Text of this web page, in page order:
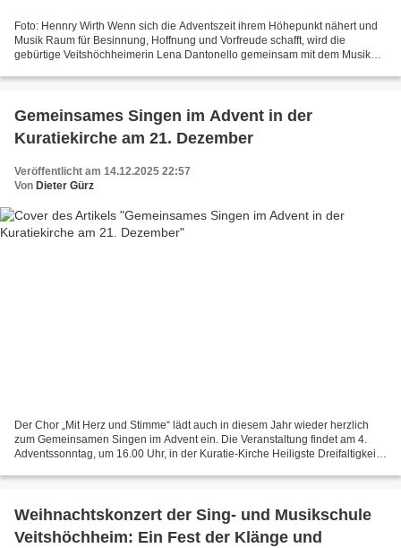
Foto: Hennry Wirth Wenn sich die Adventszeit ihrem Höhepunkt nähert und
Musik Raum für Besinnung, Hoffnung und Vorfreude schafft, wird die
gebürtige Veitshöchheimerin Lena Dantonello gemeinsam mit dem Musiker
Gemeinsames Singen im Advent in der
Kuratiekirche am 21. Dezember
Veröffentlicht am 14.12.2025 22:57
Von Dieter Gürz
Der Chor „Mit Herz und Stimme“ lädt auch in diesem Jahr wieder herzlich
zum Gemeinsamen Singen im Advent ein. Die Veranstaltung findet am 4.
Adventssonntag, um 16.00 Uhr, in der Kuratie-Kirche Heiligste Dreifaltigkeit
Weihnachtskonzert der Sing- und Musikschule
Veitshöchheim: Ein Fest der Klänge und